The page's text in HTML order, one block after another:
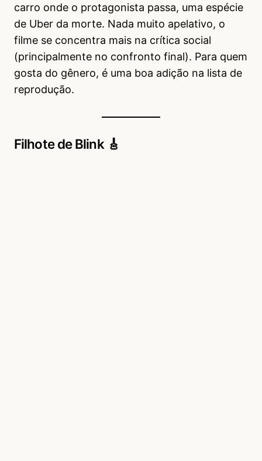
carro onde o protagonista passa, uma espécie
de Uber da morte. Nada muito apelativo, o
filme se concentra mais na crítica social
(principalmente no confronto final). Para quem
gosta do gênero, é uma boa adição na lista de
reprodução.
Filhote de Blink 🎸